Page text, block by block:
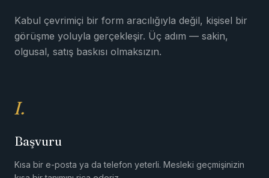
Kabul çevrimiçi bir form aracılığıyla değil, kişisel bir
görüşme yoluyla gerçekleşir. Üç adım — sakin,
olgusal, satış baskısı olmaksızın.
I.
Başvuru
Kısa bir e-posta ya da telefon yeterli. Mesleki geçmişinizin